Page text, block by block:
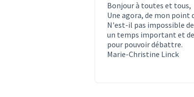
Bonjour à toutes et tous,
Une agora, de mon
N'est-il pas impossible
un temps important et
pour pouvoir débattre.
Marie-Christine Linck